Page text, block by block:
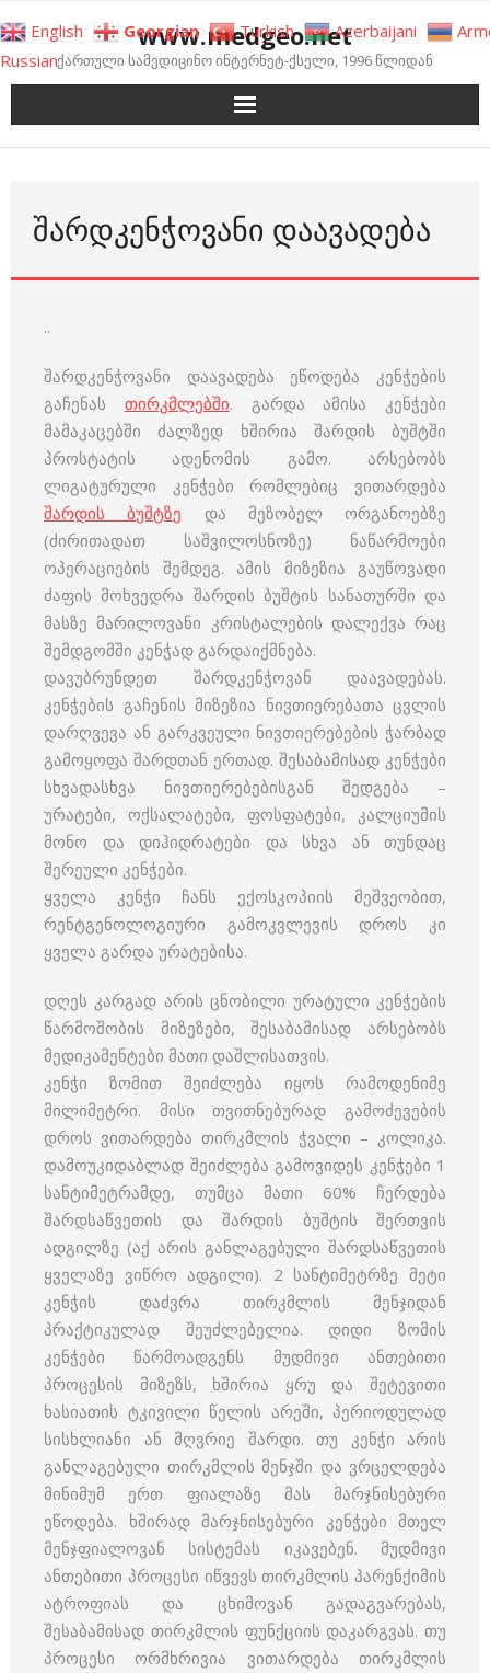
to
content
www.medgeo.net
ქართული სამედიცინო ინტერნეტ-ქსელი, 1996 წლიდან
ᲨᲐᲠᲓᲙᲔᲜᲭᲝᲕᲐᲜᲘ ᲓᲐᲐᲕᲐᲓᲔᲑᲐ
..
შარდკენჭოვანი დაავადება ეწოდება კენჭების
გაჩენას თირკმლებში. გარდა ამისა კენჭები
მამაკაცებში ძალზედ ხშირია შარდის ბუშტში
პროსტატის ადენომის გამო. არსებობს
ლიგატურული კენჭები რომლებიც ვითარდება
შარდის ბუშტზე და მეზობელ ორგანოებზე
(ძირითადათ საშვილოსნოზე) ნაწარმოები
ოპერაციების შემდეგ. ამის მიზეზია გაუწოვადი
ძაფის მოხვედრა შარდის ბუშტის სანათურში და
მასზე მარილოვანი კრისტალების დალექვა რაც
შემდგომში კენჭად გარდაიქმნება.
დავუბრუნდეთ შარდკენჭოვან დაავადებას.
კენჭების გაჩენის მიზეზია ნივთიერებათა ცვლის
დარღვევა ან გარკვეული ნივთიერებების ჭარბად
გამოყოფა შარდთან ერთად. შესაბამისად კენჭები
სხვადასხვა ნივთიერებებისგან შედგება –
ურატები, ოქსალატები, ფოსფატები, კალციუმის
მონო და დიჰიდრატები და სხვა ან თუნდაც
შერეული კენჭები.
ყველა კენჭი ჩანს ექოსკოპიის მეშვეობით,
რენტგენოლოგიური გამოკვლევის დროს კი
ყველა გარდა ურატებისა.
დღეს კარგად არის ცნობილი ურატული კენჭების
წარმოშობის მიზეზები, შესაბამისად არსებობს
მედიკამენტები მათი დაშლისათვის.
კენჭი ზომით შეიძლება იყოს რამოდენიმე
მილიმეტრი. მისი თვითნებურად გამოძევების
დროს ვითარდება თირკმლის ჭვალი – კოლიკა.
დამოუკიდაბლად შეიძლება გამოვიდეს კენჭები 1
სანტიმეტრამდე, თუმცა მათი 60% ჩერდება
შარდსაწვეთის და შარდის ბუშტის შერთვის
ადგილზე (აქ არის განლაგებული შარდსაწვეთის
ყველაზე ვიწრო ადგილი). 2 სანტიმეტრზე მეტი
კენჭის დაძვრა თირკმლის მენჯიდან
პრაქტიკულად შეუძლებელია. დიდი ზომის
კენჭები წარმოადგენს მუდმივი ანთებითი
პროცესის მიზეზს, ხშირია ყრუ და შეტევითი
ხასიათის ტკივილი წელის არეში, პერიოდულად
სისხლიანი ან მღვრიე შარდი. თუ კენჭი არის
განლაგებული თირკმლის მენჯში და ვრცელდება
მინიმუმ ერთ ფიალაზე მას მარჯნისებური
ეწოდება. ხშირად მარჯნისებური კენჭები მთელ
მენჯფიალოვან სისტემას იკავებენ. მუდმივი
ანთებითი პროცესი იწვევს თირკმლის პარენქიმის
ატროფიას და ცხიმოვან გადაგვარებას,
შესაბამისად თირკმლის ფუნქციის დაკარგვას. თუ
პროცესი ორმხრივია ვითარდება თირკმლის
English Georgian Turkish Azerbaijani
Russian